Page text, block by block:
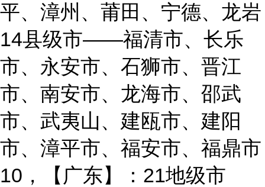
平、漳州、莆田、宁德、龙岩
14县级市——福清市、长乐
市、永安市、石狮市、晋江
市、南安市、龙海市、邵武
市、武夷山、建瓯市、建阳
市、漳平市、福安市、福鼎市
10，【广东】：21地级市